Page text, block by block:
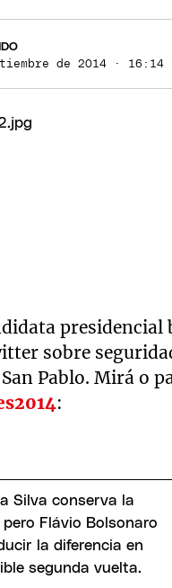
de 2014 · 16:14
sobre
Pablo. Mirá o
: